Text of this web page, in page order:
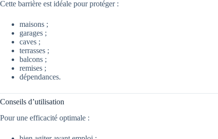
Cette barrière est idéale pour protéger :
maisons ;
garages ;
caves ;
terrasses ;
balcons ;
remises ;
dépendances.
Conseils d’utilisation
Pour une efficacité optimale :